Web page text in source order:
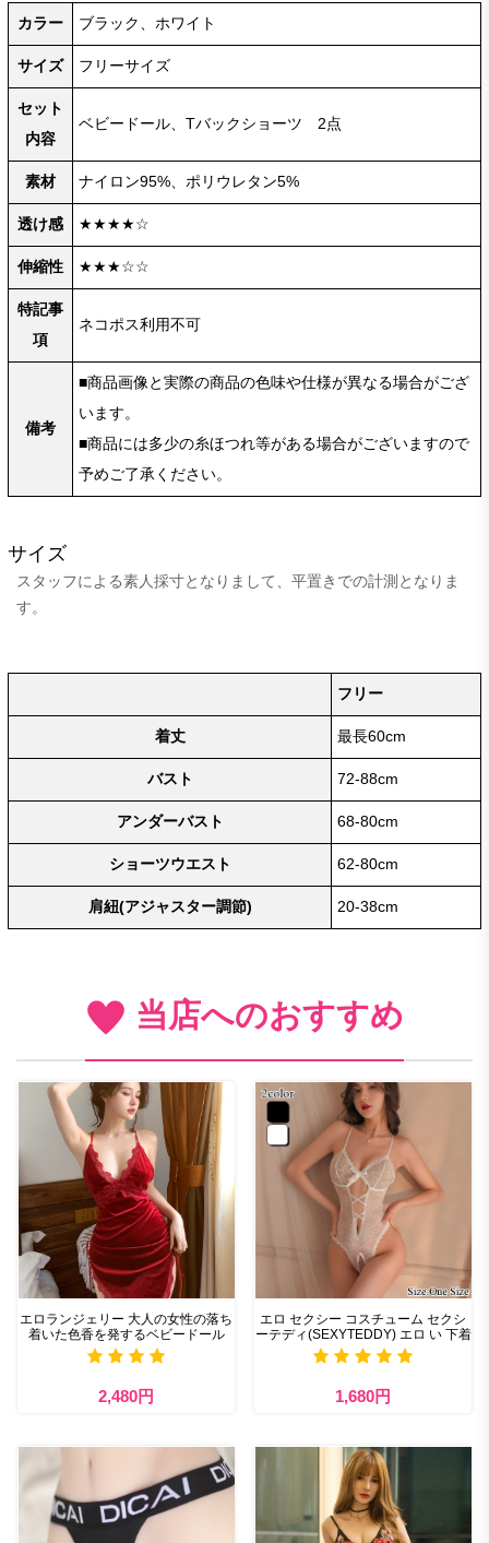
カラー ブラック、ホワイト
サイズ フリーサイズ
セット
内容
ベビードール、Tバックショーツ 2点
素材 ナイロン95%、ポリウレタン5%
透け感 ★★★★☆
伸縮性 ★★★☆☆
特記事
項
ネコポス利用不可
備考
■商品画像と実際の商品の色味や仕様が異なる場合がござ
います。
■商品には多少の糸ほつれ等がある場合がございますので
予めご了承ください。
サイズ
スタッフによる素人採寸となりまして、平置きでの計測となりま
す。
フリー
着丈 最長60cm
バスト 72-88cm
アンダーバスト 68-80cm
ショーツウエスト 62-80cm
肩紐(アジャスター調節) 20-38cm
当店へのおすすめ
エロランジェリー 大人の女性の落ち
着いた色香を発するベビードール
2,480円
エロ セクシー コスチューム セクシ
ーテディ(SEXYTEDDY) エロ い 下着
1,680円